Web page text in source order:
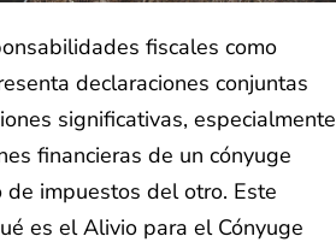
fiscales como
declaraciones conjuntas
significativas, especialmente
financieras de un cónyuge
impuestos del otro. Este
es el Alivio para el Cónyuge